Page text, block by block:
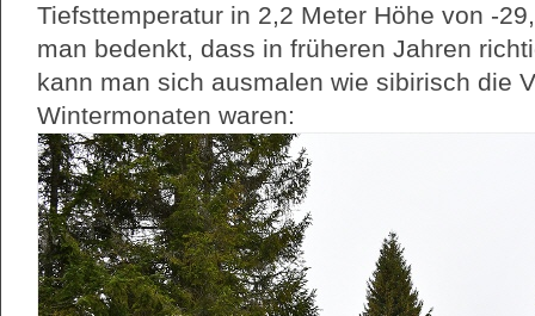
Tiefsttemperatur in 2,2 Meter Höhe von -
man bedenkt, dass in früheren Jahren
kann man sich ausmalen wie sibirisch die
Wintermonaten waren: